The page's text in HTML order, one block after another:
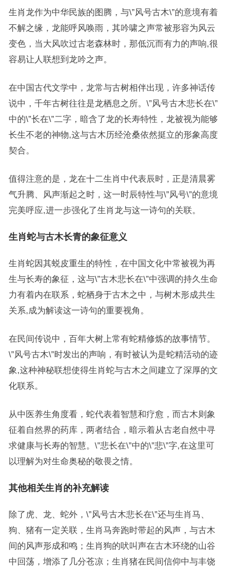
生肖龙作为中华民族的图腾，与\”风号古木\”的意境有着
不解之缘，龙能呼风唤雨，其吟啸之声常被形容为风云
变色，当大风吹过古老森林时，那低沉而有力的声响,很
容易让人联想到龙吟之声。
在中国古代文学中，龙常与古树相伴出现，许多神话传
说中，千年古树往往是龙栖息之所。\”风号古木悲长在\”
中的\”长在\”二字，暗含了龙的长寿特性，龙被视为能够
长生不老的神物,这与古木历经沧桑依然挺立的形象高度
契合。
值得注意的是，龙在十二生肖中代表辰时，正是清晨雾
气升腾、风声渐起之时，这一时辰特性与\”风号\”的意境
完美呼应,进一步强化了生肖龙与这一诗句的关联。
生肖蛇与古木长青的象征意义
生肖蛇因其蜕皮重生的特性，在中国文化中常被视为再
生与长寿的象征，这与\”古木悲长在\”中强调的持久生命
力有着内在联系，蛇栖身于古木之中，与树木形成共生
关系,成为解读这一诗句的重要视角。
在民间传说中，百年大树上常有蛇精修炼的故事情节。
\”风号古木\”时发出的声响，有时被认为是蛇精活动的迹
象,这种神秘联想使得生肖蛇与古木之间建立了深厚的文
化联系。
从中医养生角度看，蛇代表着智慧和疗愈，而古木则象
征着自然界的药库，两者结合，暗示着从古老自然中寻
求健康与长寿的智慧。\”悲长在\”中的\”悲\”字,在这里可
以理解为对生命奥秘的敬畏之情。
其他相关生肖的补充解读
除了虎、龙、蛇外，\”风号古木悲长在\”还与生肖马、
狗、猪有一定关联，生肖马奔跑时带起的风声，与古木
间的风声形成和鸣；生肖狗的吠叫声在古木环绕的山谷
中回荡，增添了几分苍凉；生肖猪在民间信仰中与丰饶